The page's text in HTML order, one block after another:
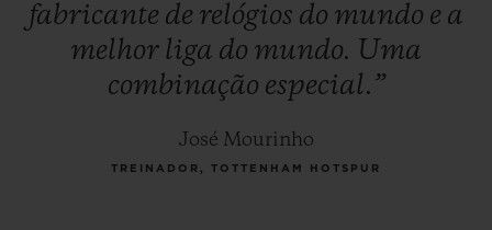
fabricante de relógios do mundo e a
melhor liga do mundo. Uma
combinação especial.”
José Mourinho
TREINADOR, TOTTENHAM HOTSPUR